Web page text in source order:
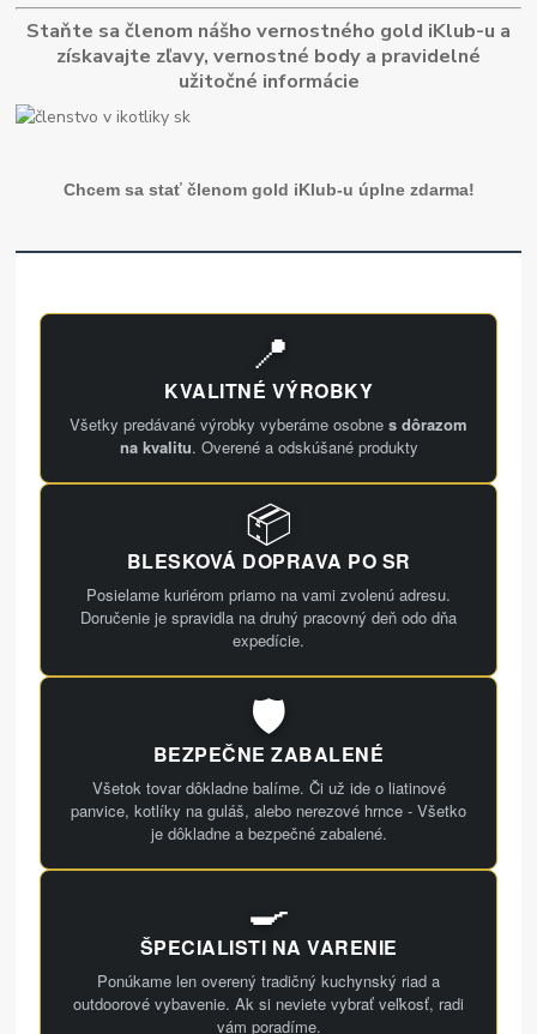
Staňte sa členom nášho vernostného gold iKlub-u a
získavajte zľavy, vernostné body a pravidelné
užitočné informácie
Chcem sa stať členom gold iKlub-u úplne zdarma!
📍
KVALITNÉ VÝROBKY
Všetky predávané výrobky vyberáme osobne s dôrazom
na kvalitu. Overené a odskúšané produkty
📦
BLESKOVÁ DOPRAVA PO SR
Posielame kuriérom priamo na vami zvolenú adresu.
Doručenie je spravidla na druhý pracovný deň odo dňa
expedície.
🛡️
BEZPEČNE ZABALENÉ
Všetok tovar dôkladne balíme. Či už ide o liatinové
panvice, kotlíky na guláš, alebo nerezové hrnce - Všetko
je dôkladne a bezpečné zabalené.
🍳
ŠPECIALISTI NA VARENIE
Ponúkame len overený tradičný kuchynský riad a
outdoorové vybavenie. Ak si neviete vybrať veľkosť, radi
vám poradíme.